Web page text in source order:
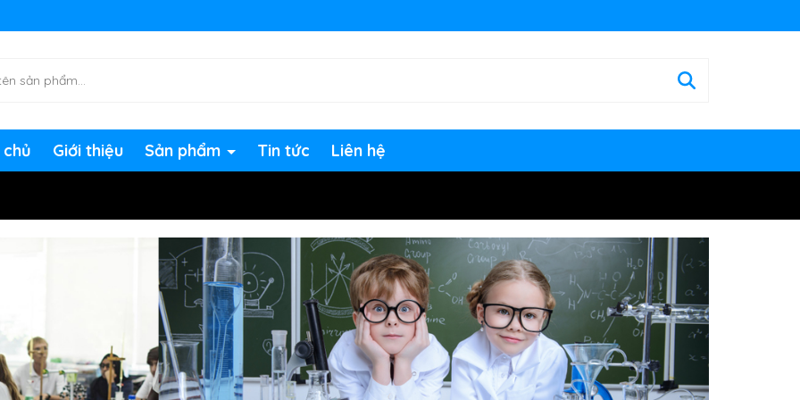
chờ đợi bạn
Giới thiệu Sản phẩm Tin tức Liên hệ